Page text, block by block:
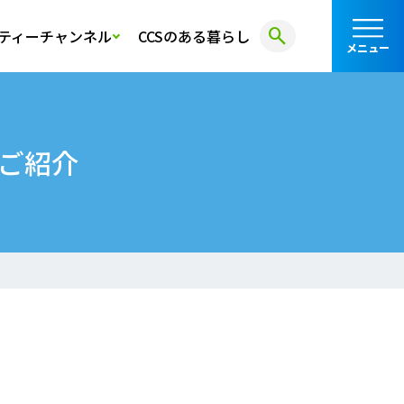
ィーチャンネル CCSのある暮らし search メニュー
紹介